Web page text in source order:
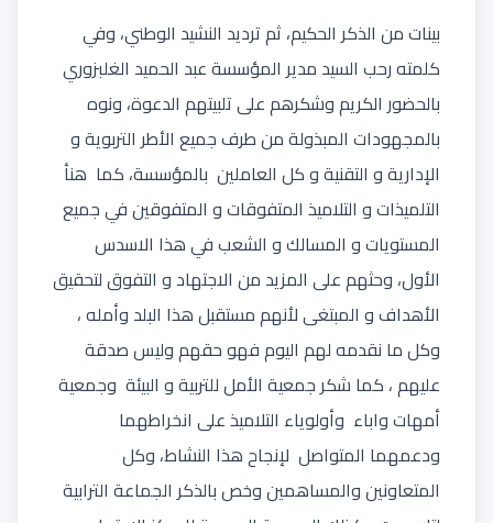
بينات من الذكر الحكيم، ثم ترديد النشيد الوطني، وفي
كلمته رحب السيد مدير المؤسسة عبد الحميد الغلبزوري
بالحضور الكريم وشكرهم على تلبيتهم الدعوة، ونوه
بالمجهودات المبذولة من طرف جميع الأطر التربوية و
الإدارية و التقنية و كل العاملين بالمؤسسة، كما هنأ
التلميذات و التلاميذ المتفوقات و المتفوقين في جميع
المستويات و المسالك و الشعب في هذا الاسدس
الأول، وحثهم على المزيد من الاجتهاد و التفوق لتحقيق
الأهداف و المبتغى لأنهم مستقبل هذا البلد وأمله ،
وكل ما نقدمه لهم اليوم فهو حقهم وليس صدقة
عليهم ، كما شكر جمعية الأمل للتربية و البيئة وجمعية
أمهات واباء وأولوياء التلاميذ على انخراطهما
ودعمهما المتواصل لإنجاح هذا النشاط، وكل
المتعاونين والمساهمين وخص بالذكر الجماعة الترابية